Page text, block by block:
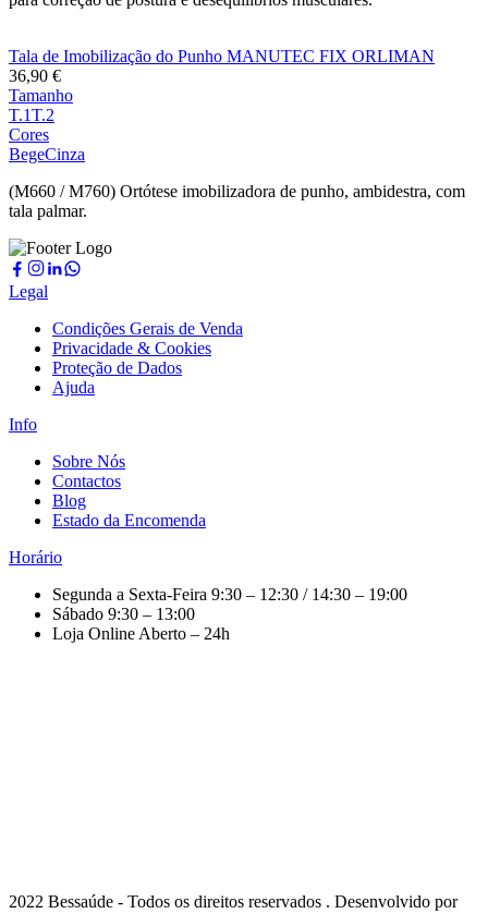
Tala de Imobilização do Punho MANUTEC FIX ORLIMAN
36,90 €
Tamanho
T.1T.2
Cores
BegeCinza
(M660 / M760) Ortótese imobilizadora de punho, ambidestra, com
tala palmar.
Legal
Condições Gerais de Venda
Privacidade & Cookies
Proteção de Dados
Ajuda
Info
Sobre Nós
Contactos
Blog
Estado da Encomenda
Horário
Segunda a Sexta-Feira 9:30 – 12:30 / 14:30 – 19:00
Sábado 9:30 – 13:00
Loja Online Aberto – 24h
2022 Bessaúde - Todos os direitos reservados . Desenvolvido por